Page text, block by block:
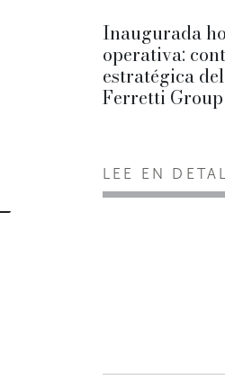
Inaugurada
operativa:
estratégica
Ferretti
LEE EN